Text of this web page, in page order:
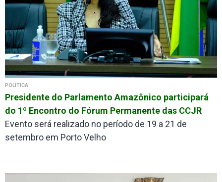
POLÍTICA
Presidente do Parlamento Amazônico participará
do 1º Encontro do Fórum Permanente das CCJR
Evento será realizado no período de 19 a 21 de
setembro em Porto Velho